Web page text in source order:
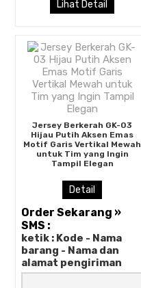
Lihat Detail
Jersey Berkerah GK-03
Hijau Putih Aksen Emas
Motif Garis Vertikal Mewah
untuk Tim yang Ingin
Tampil Elegan
Detail
Order Sekarang »
SMS :
ketik : Kode - Nama
barang - Nama dan
alamat pengiriman